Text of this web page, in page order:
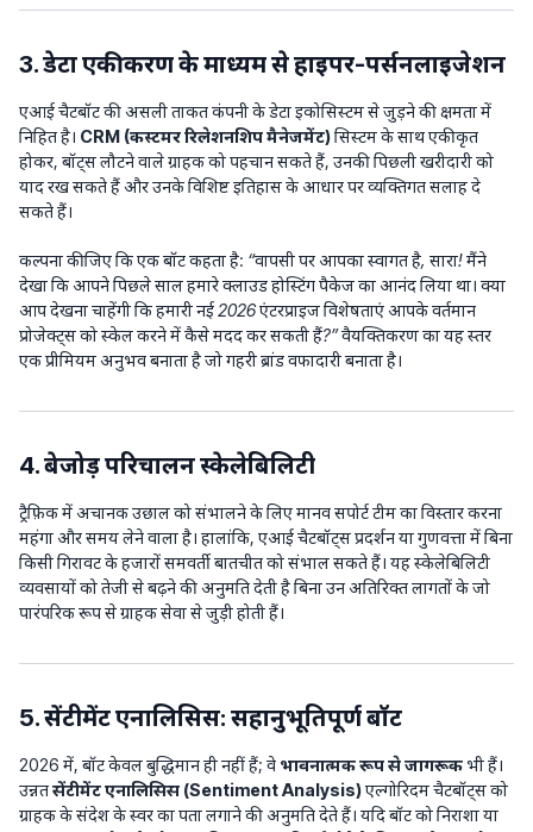
3. डेटा एकीकरण के माध्यम से हाइपर-पर्सनलाइजेशन
एआई चैटबॉट की असली ताकत कंपनी के डेटा इकोसिस्टम से जुड़ने की क्षमता में
निहित है। CRM (कस्टमर रिलेशनशिप मैनेजमेंट)सिस्टम के साथ एकीकृत
होकर, बॉट्स लौटने वाले ग्राहक को पहचान सकते हैं, उनकी पिछली खरीदारी को
याद रख सकते हैं और उनके विशिष्ट इतिहास के आधार पर व्यक्तिगत सलाह दे
सकते हैं।
कल्पना कीजिए कि एक बॉट कहता है: “वापसी पर आपका स्वागत है, सारा! मैंने
देखा कि आपने पिछले साल हमारे क्लाउड होस्टिंग पैकेज का आनंद लिया था। क्या
आप देखना चाहेंगी कि हमारी नई 2026 एंटरप्राइज विशेषताएं आपके वर्तमान
प्रोजेक्ट्स को स्केल करने में कैसे मदद कर सकती हैं?”वैयक्तिकरण का यह स्तर
एक प्रीमियम अनुभव बनाता है जो गहरी ब्रांड वफादारी बनाता है।
4. बेजोड़ परिचालन स्केलेबिलिटी
ट्रैफ़िक में अचानक उछाल को संभालने के लिए मानव सपोर्ट टीम का विस्तार करना
महंगा और समय लेने वाला है। हालांकि, एआई चैटबॉट्स प्रदर्शन या गुणवत्ता में बिना
किसी गिरावट के हजारों समवर्ती बातचीत को संभाल सकते हैं। यह स्केलेबिलिटी
व्यवसायों को तेजी से बढ़ने की अनुमति देती है बिना उन अतिरिक्त लागतों के जो
पारंपरिक रूप से ग्राहक सेवा से जुड़ी होती हैं।
5. सेंटीमेंट एनालिसिस: सहानुभूतिपूर्ण बॉट
2026 में, बॉट केवल बुद्धिमान ही नहीं हैं; वे भावनात्मक रूप से जागरूकभी हैं।
उन्नतसेंटीमेंट एनालिसिस (Sentiment Analysis)एल्गोरिदम चैटबॉट्स को
ग्राहक के संदेश के स्वर का पता लगाने की अनुमति देते हैं। यदि बॉट को निराशा या